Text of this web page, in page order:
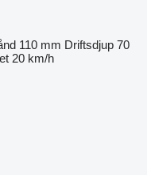
110 mm Driftsdjup 70
20 km/h